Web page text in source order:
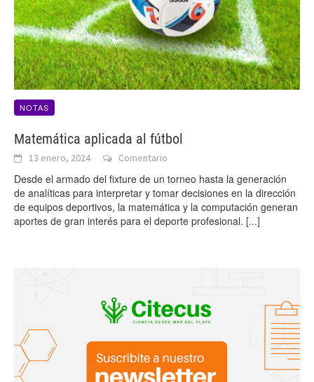
NOTAS
Matemática aplicada al fútbol
13 enero, 2024 Comentario
Desde el armado del fixture de un torneo hasta la generación
de analíticas para interpretar y tomar decisiones en la dirección
de equipos deportivos, la matemática y la computación generan
aportes de gran interés para el deporte profesional. [...]